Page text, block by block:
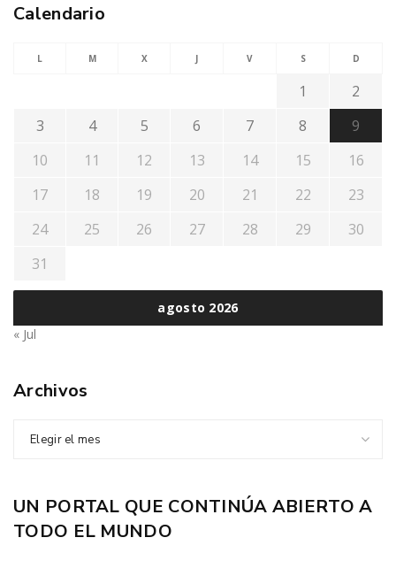
Calendario
agosto 2026
L M X J V S D
1
2
3
4 5 6 7 8
9
10
11 12 13 14 15
16
17
18 19 20 21 22
23
24
25 26 27 28 29
30
31
« Jul
Archivos
Elegir el mes
UN PORTAL QUE CONTINÚA ABIERTO A
TODO EL MUNDO